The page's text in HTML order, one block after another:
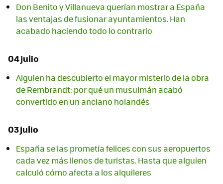
Don Benito y Villanueva querían mostrar a España
las ventajas de fusionar ayuntamientos. Han
acabado haciendo todo lo contrario
04 julio
Alguien ha descubierto el mayor misterio de la obra
de Rembrandt: por qué un musulmán acabó
convertido en un anciano holandés
03 julio
España se las prometía felices con sus aeropuertos
cada vez más llenos de turistas. Hasta que alguien
calculó cómo afecta a los alquileres